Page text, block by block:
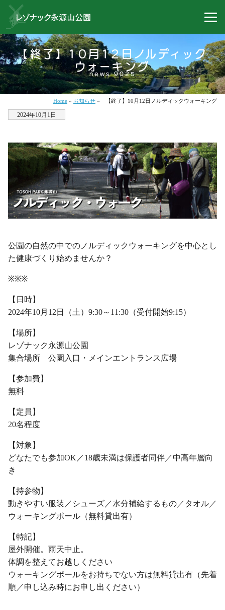
【終了】10月12日ノルディック
ウォーキング
news 9025
Home » お知らせ » 【終了】10月12日ノルディックウォーキング
2024年10月1日
公園の自然の中でのノルディックウォーキングを中心とし
た健康づくり始めませんか？
※※※
【日時】
2024年10月12日（土）9:30～11:30（受付開始9:15）
【場所】
レゾナック永源山公園
集合場所 公園入口・メインエントランス広場
【参加費】
無料
【定員】
20名程度
【対象】
どなたでも参加OK／18歳未満は保護者同伴／中高年層向
き
【持参物】
動きやすい服装／シューズ／水分補給するもの／タオル／
ウォーキングポール（無料貸出有）
【特記】
屋外開催。雨天中止。
体調を整えてお越しください
ウォーキングポールをお持ちでない方は無料貸出有（先着
順／申し込み時にお申し出ください）